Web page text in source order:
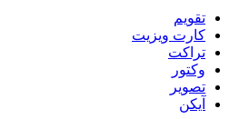
تقویم
کارت ویزیت
تراکت
وکتور
تصویر
آیکن